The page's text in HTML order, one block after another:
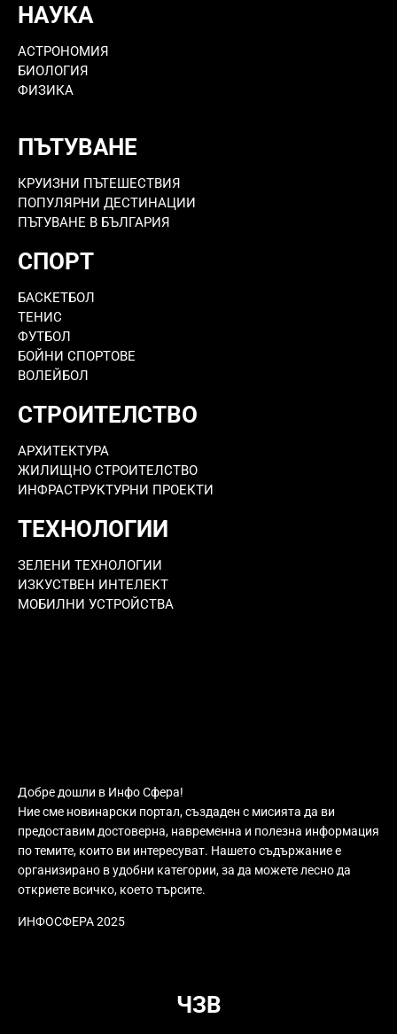
НАУКА
АСТРОНОМИЯ
БИОЛОГИЯ
ФИЗИКА
ПЪТУВАНЕ
КРУИЗНИ ПЪТЕШЕСТВИЯ
ПОПУЛЯРНИ ДЕСТИНАЦИИ
ПЪТУВАНЕ В БЪЛГАРИЯ
СПОРТ
БАСКЕТБОЛ
ТЕНИС
ФУТБОЛ
БОЙНИ СПОРТОВЕ
ВОЛЕЙБОЛ
СТРОИТЕЛСТВО
АРХИТЕКТУРА
ЖИЛИЩНО СТРОИТЕЛСТВО
ИНФРАСТРУКТУРНИ ПРОЕКТИ
ТЕХНОЛОГИИ
ЗЕЛЕНИ ТЕХНОЛОГИИ
ИЗКУСТВЕН ИНТЕЛЕКТ
МОБИЛНИ УСТРОЙСТВА
Добре дошли в Инфо Сфера!
Ние сме новинарски портал, създаден с мисията да ви
предоставим достоверна, навременна и полезна информация
по темите, които ви интересуват. Нашето съдържание е
организирано в удобни категории, за да можете лесно да
откриете всичко, което търсите.
ИНФОСФЕРА 2025
ЧЗВ